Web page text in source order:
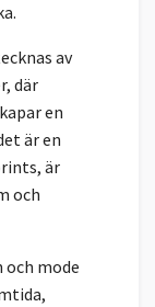
av
där
en
är en
är
och
och mode